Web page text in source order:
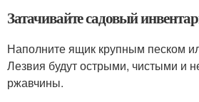
Затачивайте садовый
Наполните ящик крупным песком
Лезвия будут острыми, чистыми и
ржавчины.